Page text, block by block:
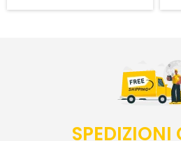
SPEDIZIONI